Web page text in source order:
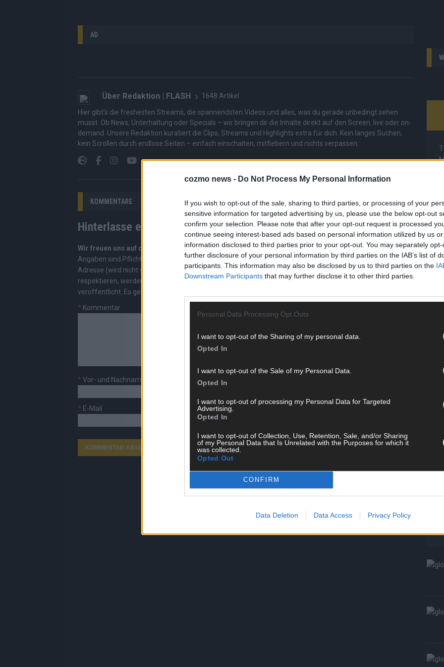
cozmo news - Do Not Process My Personal Information
If you wish to opt-out of the sale, sharing to third parties, or processing of your
sensitive information for targeted advertising by us, please use the below opt-out
confirm your selection. Please note that after your opt-out request is processed
continue seeing interest-based ads based on personal information utilized by us
information disclosed to third parties prior to your opt-out. You may separately
further disclosure of your personal information by third parties on the IAB’s list of
participants. This information may also be disclosed by us to third parties on the
Downstream Participants that may further disclose it to other third parties.
Personal Data Processing Opt Outs
I want to opt-out of the Sharing of my personal data.
Opted In
I want to opt-out of the Sale of my Personal Data.
Opted In
I want to opt-out of processing my Personal Data for Targeted
Advertising.
Opted In
I want to opt-out of Collection, Use, Retention, Sale, and/or Sharing
of my Personal Data that Is Unrelated with the Purposes for which it
was collected.
Opted Out
CONFIRM
Data Deletion Data Access Privacy Policy
AD
Über Redaktion | FLASH 1648 Artikel
Hier gibt’s die freshesten Streams, die spannendsten Videos und alles, was du gerade unbedingt sehen
musst. Ob News, Unterhaltung oder Specials – wir bringen dir die Inhalte direkt auf den Screen, live oder on-
demand. Unsere Redaktion kuratiert die Clips, Streams und Highlights extra für dich. Kein langes Suchen,
kein Scrollen durch endlose Seiten – einfach einschalten, mitfiebern und nichts verpassen.
KOMMENTARE
Hinterlasse einen Kommentar
Wir freuen uns auf deinen Beitrag!Diskutiere mit und teile deine Perspektive. Mit * gekennzeichnete
Angaben sind Pflichtfelder. Bitte nutze deinen Klarnamen (Vor- und Nachname) und eine gültige E-Mail-
Adresse (wird nicht veröffentlicht). Wir prüfen jeden Kommentar kurz. Beiträge, die unsereNetiquette
respektieren, werden freigeschaltet; Hassrede, Beleidigungen, Hetze, Spam oder Werbung werden nicht
veröffentlicht. Es gelten unsere
* Kommentar
* Vor- und Nachname
* E-Mail